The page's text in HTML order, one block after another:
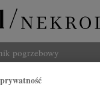
pogrzebowy